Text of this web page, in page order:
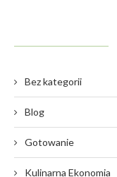
Bez kategorii
Blog
Gotowanie
Kulinarna Ekonomia